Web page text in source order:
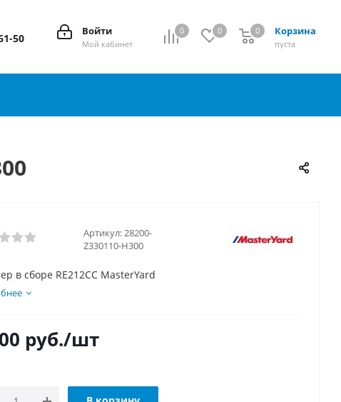
0 0 Корзина
0
пуста
0
Войти
Мой кабинет
50
Артикул:28200-
Z330110-H300
в сборе RE212CC MasterYard
руб./шт